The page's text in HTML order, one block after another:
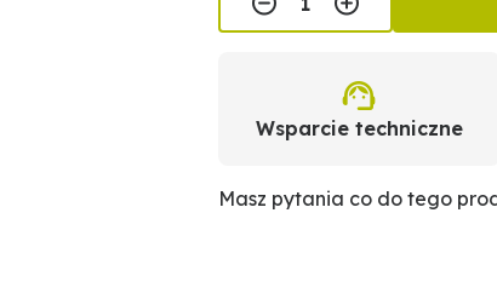
Wsparcie techniczne
Masz pytania co do tego